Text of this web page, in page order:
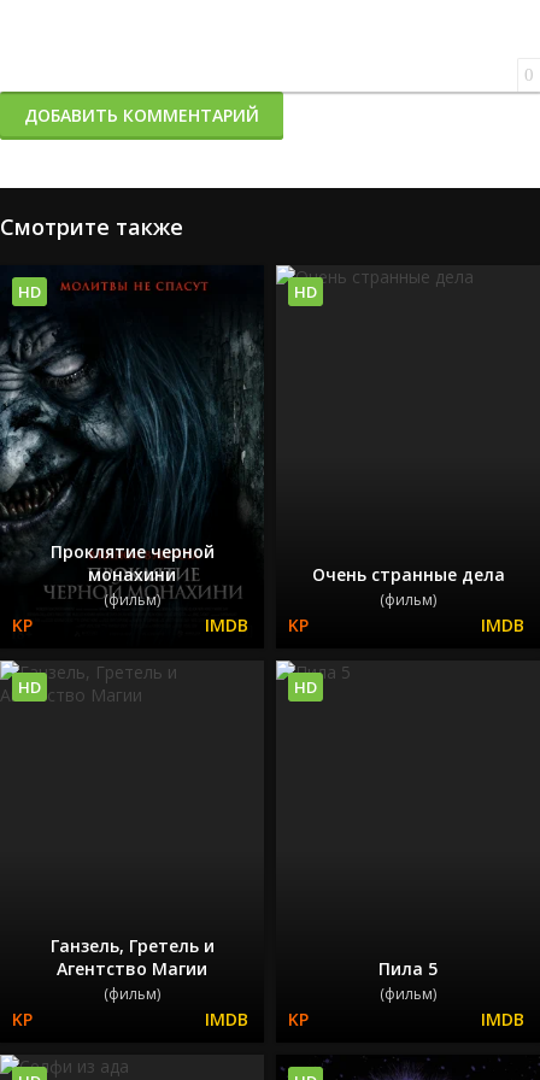
0
ДОБАВИТЬ КОММЕНТАРИЙ
Смотрите также
Проклятие черной
монахини
(фильм)
HD
Очень странные дела
(фильм)
HD
Ганзель, Гретель и
Агентство Магии
(фильм)
HD
Пила 5
(фильм)
HD